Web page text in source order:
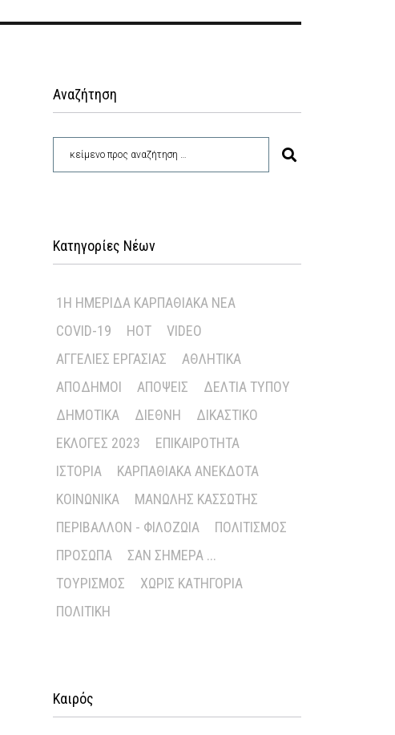
Αναζήτηση
Κατηγορίες Νέων
1Η ΗΜΕΡΊΔΑ ΚΑΡΠΑΘΙΑΚΆ ΝΈΑ
COVID-19
HOT
VIDEO
ΑΓΓΕΛΊΕΣ ΕΡΓΑΣΊΑΣ
ΑΘΛΗΤΙΚΆ
ΑΠΌΔΗΜΟΙ
ΑΠΌΨΕΙΣ
ΔΕΛΤΊΑ ΤΎΠΟΥ
ΔΗΜΟΤΙΚΆ
ΔΙΕΘΝΉ
ΔΙΚΑΣΤΙΚΌ
ΕΚΛΟΓΈΣ 2023
ΕΠΙΚΑΙΡΌΤΗΤΑ
ΙΣΤΟΡΊΑ
ΚΑΡΠΑΘΙΑΚΆ ΑΝΈΚΔΟΤΑ
ΚΟΙΝΩΝΙΚΆ
ΜΑΝΏΛΗΣ ΚΑΣΣΏΤΗΣ
ΠΕΡΙΒΆΛΛΟΝ - ΦΙΛΟΖΩΊΑ
ΠΟΛΙΤΙΣΜΌΣ
ΠΡΌΣΩΠΑ
ΣΑΝ ΣΉΜΕΡΑ ...
ΤΟΥΡΙΣΜΌΣ
ΧΩΡΊΣ ΚΑΤΗΓΟΡΊΑ
ΠΟΛΙΤΙΚΉ
Καιρός